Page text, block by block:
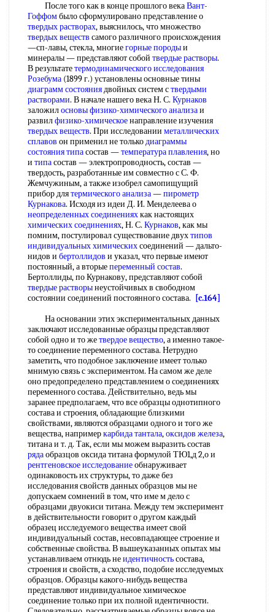
После того как в конце прошлого векаВант-
Гоффомбыло сформулировано представление о
твердых растворах, выяснилось, что множество
твердых веществ самого различного происхождения
—сп-лавы, стекла, многиегорные породыи
минералы — представляют собой твердые растворы.
В результатетермодинамического исследования
Розебума (1899 г.) установлены основные тины
диаграмм состояниядвойных систем ствердыми
растворами. В начале нашего века Н. С. Курнаков
заложилосновы физико-химического анализаи
развилфизико-химическоенаправление изучения
твердых веществ. При исследовании металлических
сплавов он применил не толькодиаграммы
состояния типасостав —температура плавления, но
и типасостав — электропроводность, состав —
твердость, разработанные им совместно с С. Ф.
Жемчужиным, а также изобрел самопищущий
прибор длятермического анализа—пирометр
Курнакова. Исходя из идеи Д. И. Менделеева о
неопределенных соединенияхкак настоящих
химических соединениях, Н. С. Курнаков, как мы
помним, постулировал существование двухтипов
индивидуальных химическихсоединений — дальто-
нидов и бертоллидов и указал, что первые имеют
постоянный, а вторыепеременный состав.
Бертоллиды, по Курнакову, представляют собой
твердые растворынеустойчивых в свободном
состоянии соединений постоянного состава.
[c.164]
На основании этих экспериментальных данных
заключают исследованные образцы представляют
собой одно и то жетвердое вещество, а именно такое-
то соединение переменного состава. Нетрудно
заметить, что подобное заключение имеет только
мнимую связь с экспериментом. На самом же деле
оно предопределено представлением о соединениях
переменного состава. Действительно, ведь мы
заранее предполагаем, что все образцы однотипного
состава и строения, обладающие близкими
свойствами, являются образцами одного и того же
вещества, напримеркарбида тантала,оксидов железа,
титана и т. д. Так, если мы можем выразить состав
рядаобразцов оксида титана формулой ТЮ1,д 2,о и
рентгеновское исследованиеобнаруживает
одинаковость их структуры, то даже без
исследования свойств данных образцов мы не
допускаем сомнений в том, что име м дело с
образцами двуокиси титана. Между тем эксперимент
в действительности говорит о другом каждый
образец исследуемого вещества имеет свой
индивидуальный состав, несовпадающее строение и
собственные свойства. В вышеуказанных опытах мы
устанавливаем отнюдь неидентичностьсостава,
строения и свойств, а сходство, подобие исследуемых
образцов. Образцы какого-нибудь вещества
представляютиндивидуальное химическое
соединение только при их полной идентичности.